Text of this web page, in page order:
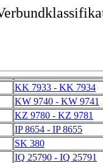
KK 7933 - KK 7934
KW 9740 - KW 9741
KZ 9780 - KZ 9781
IP 8654 - IP 8655
SK 380
IQ 25790 - IQ 25791